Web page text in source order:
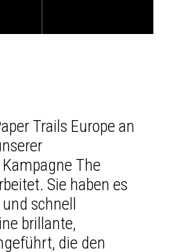
Trails Europe an
The
Sie haben es
schnell
brillante,
die den